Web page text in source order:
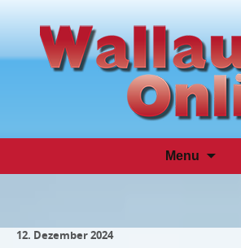
Menu
12. Dezember 2024